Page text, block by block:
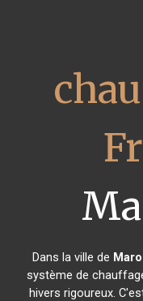
Dans la ville de
système de
hivers rigoureux.